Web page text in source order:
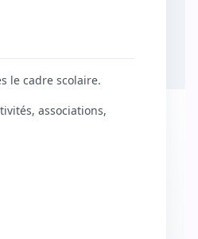
le cadre scolaire.
associations,